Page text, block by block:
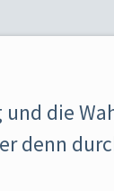
und die
denn